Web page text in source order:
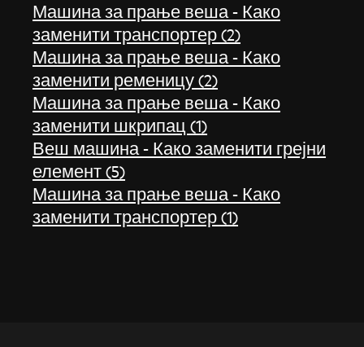
Машина за прање веша - Како
заменити транспортер (2)
Машина за прање веша - Како
заменити ременицу (2)
Машина за прање веша - Како
заменити шкрипац (1)
Веш машина - Како заменити грејни
елемент (5)
Машина за прање веша - Како
заменити транспортер (1)